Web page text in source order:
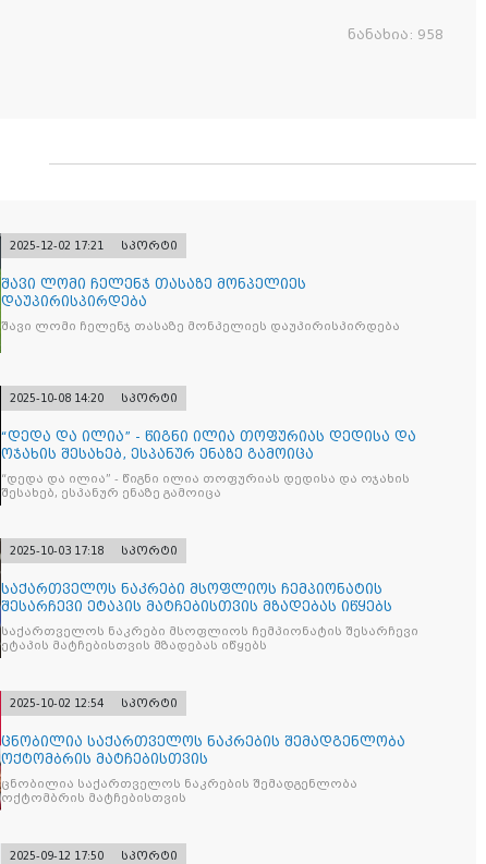
ნანახია: 958
2025-12-02 17:21 სპორტი
შავი ლომი ჩელენჯ თასაზე მონპელიეს
დაუპირისპირდება
შავი ლომი ჩელენჯ თასაზე მონპელიეს დაუპირისპირდება
2025-10-08 14:20 სპორტი
“დედა და ილია” - წიგნი ილია თოფურიას დედისა და
ოჯახის შესახებ, ესპანურ ენაზე გამოიცა
“დედა და ილია” - წიგნი ილია თოფურიას დედისა და ოჯახის
შესახებ, ესპანურ ენაზე გამოიცა
2025-10-03 17:18 სპორტი
საქართველოს ნაკრები მსოფლიოს ჩემპიონატის
შესარჩევი ეტაპის მატჩებისთვის მზადებას იწყებს
საქართველოს ნაკრები მსოფლიოს ჩემპიონატის შესარჩევი
ეტაპის მატჩებისთვის მზადებას იწყებს
2025-10-02 12:54 სპორტი
ცნობილია საქართველოს ნაკრების შემადგენლობა
ოქტომბრის მატჩებისთვის
ცნობილია საქართველოს ნაკრების შემადგენლობა
ოქტომბრის მატჩებისთვის
2025-09-12 17:50 სპორტი